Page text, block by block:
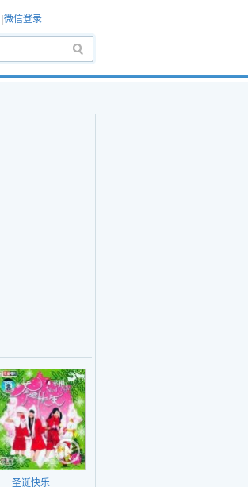
微信登录
圣诞快乐